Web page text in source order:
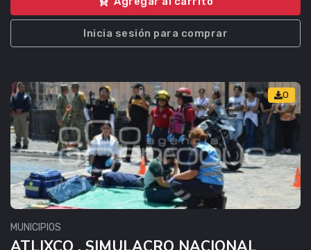
Inicia sesión para comprar
0
MUNICIPIOS